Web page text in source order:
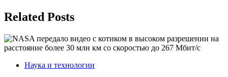
Related Posts
Наука и технологии